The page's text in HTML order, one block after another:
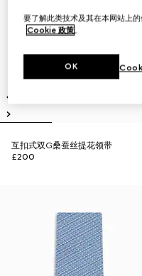
互扣式双G桑蚕丝提花领带
£200
要了解此类技术及其在本网站上
Cookie 政策。
OK